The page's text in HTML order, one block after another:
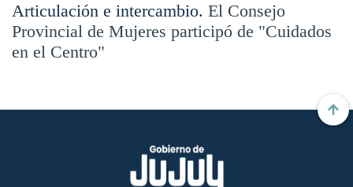
Articulación e intercambio. El Consejo
Provincial de Mujeres participó de "Cuidados
en el Centro"